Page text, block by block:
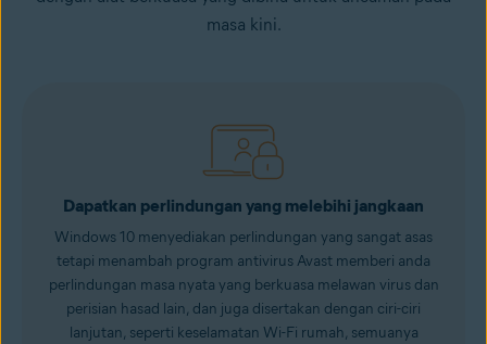
masa kini.
Dapatkan perlindungan yang melebihi jangkaan
Windows 10 menyediakan perlindungan yang sangat asas
tetapi menambah program antivirus Avast memberi anda
perlindungan masa nyata yang berkuasa melawan virus dan
perisian hasad lain, dan juga disertakan dengan ciri-ciri
lanjutan, seperti keselamatan Wi-Fi rumah, semuanya